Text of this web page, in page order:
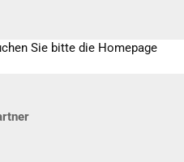
Sie bitte die Homepage